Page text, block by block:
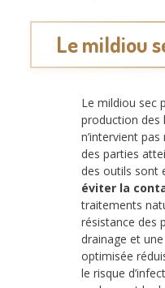
Le mildiou
Le mildiou sec
production des
n’intervient
des parties
des outils sont
éviter la
traitements
résistance des
drainage et
optimisée
le risque